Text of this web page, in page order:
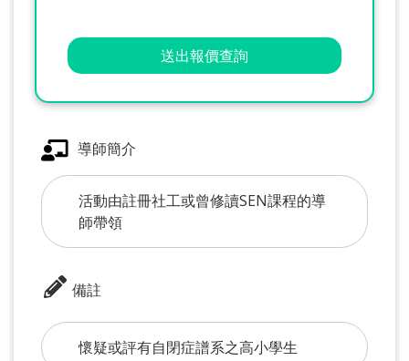
送出報價查詢
導師簡介
活動由註冊社工或曾修讀SEN課程的導
師帶領
備註
懷疑或評有自閉症譜系之高小學生